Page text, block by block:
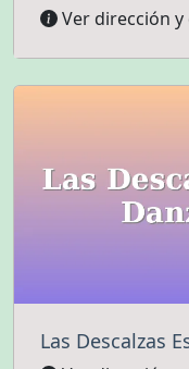
Ver dirección
Las Descalzas